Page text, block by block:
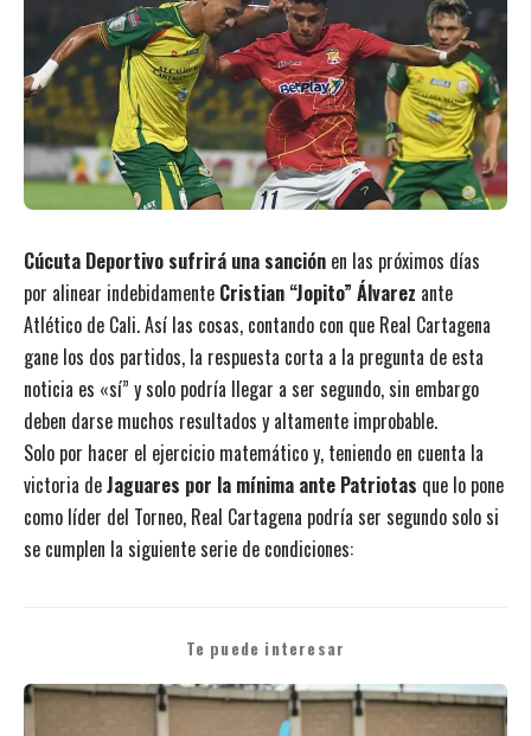
Cúcuta Deportivo sufrirá una sanción en las próximos días
por alinear indebidamente Cristian “Jopito” Álvarez ante
Atlético de Cali. Así las cosas, contando con que Real Cartagena
gane los dos partidos, la respuesta corta a la pregunta de esta
noticia es «sí” y solo podría llegar a ser segundo, sin embargo
deben darse muchos resultados y altamente improbable.
Solo por hacer el ejercicio matemático y, teniendo en cuenta la
victoria deJaguares por la mínima ante Patriotas que lo pone
como líder del Torneo, Real Cartagena podría ser segundo solo si
se cumplen la siguiente serie de condiciones:
Te puede interesar